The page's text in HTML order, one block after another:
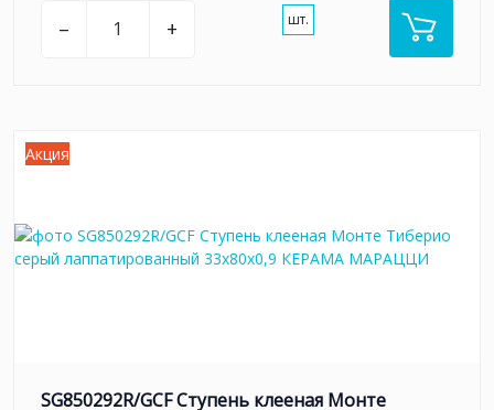
– + шт.
Акция
SG850292R/GCF Ступень клееная Монте